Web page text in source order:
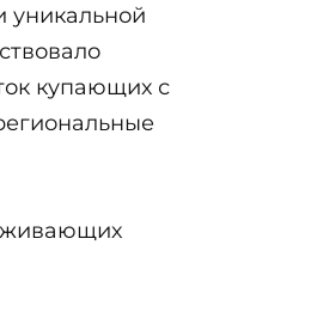
уникальной
купающих с